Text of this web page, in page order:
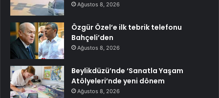
Ağustos 8, 2026
Özgür Özel’e ilk tebrik telefonu
Bahçeli’den
Ağustos 8, 2026
Beylikdüzü’nde ‘Sanatla Yaşam
Atölyeleri’nde yeni dönem
Ağustos 8, 2026